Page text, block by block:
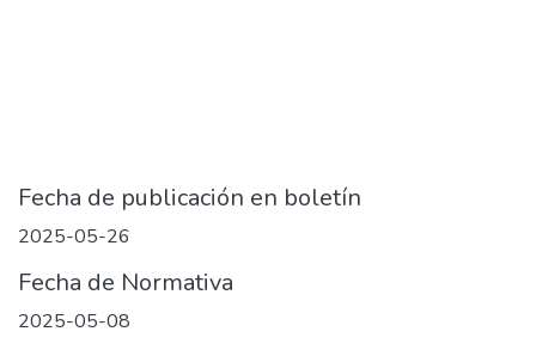
Fecha de publicación en boletín
2025-05-26
Fecha de Normativa
2025-05-08